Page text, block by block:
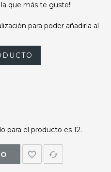
que más te guste!!
para poder añadirla al
para el producto es 12.
favorite_border cached